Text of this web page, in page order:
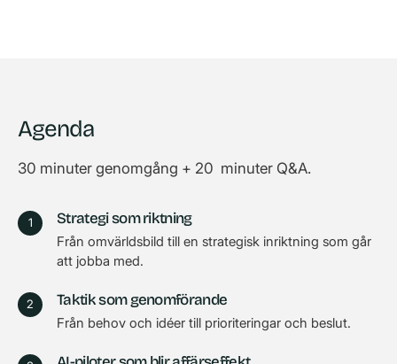
Agenda
30 minuter genomgång + 20 minuter Q&A.
Strategi som riktning
Från omvärldsbild till en strategisk inriktning som går
att jobba med.
Taktik som genomförande
Från behov och idéer till prioriteringar och beslut.